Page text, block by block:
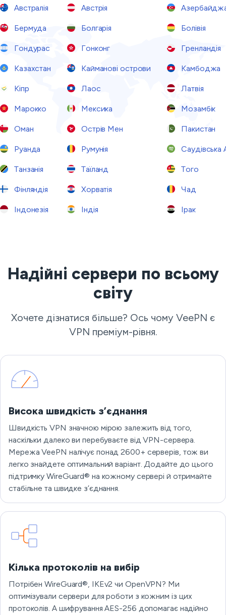
Австралія Австрія
Бермуда Болгарія Болівія
Гондурас Гонконг Гренландія
Казахстан Кайманові острови Камбоджа
Кіпр Лаос Латвія
Марокко Мексика Мозамбік
Оман Острів Мен Пакистан
Руанда Румунія Саудівська
Танзанія Таїланд Того
Фінляндія Хорватія Чад
Індонезія Індія Ірак
Надійні сервери по всьому
світу
Хочете дізнатися більше? Ось чому VeePN є
VPN преміум-рівня.
Висока швидкість з’єднання
Швидкість VPN значною мірою залежить від того,
наскільки далеко ви перебуваєте від VPN-сервера.
Мережа VeePN налічує понад 2600+ серверів, тож ви
легко знайдете оптимальний варіант. Додайте до цього
підтримку WireGuard® на кожному сервері й отримайте
стабільне та швидке з’єднання.
Кілька протоколів на вибір
Потрібен WireGuard®, IKEv2 чи OpenVPN? Ми
оптимізували сервери для роботи з кожним із цих
протоколів. А шифрування AES-256 допомагає надійно